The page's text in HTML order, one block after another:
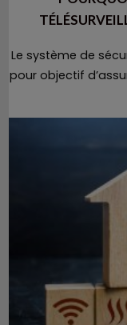
Le système de
pour objectif